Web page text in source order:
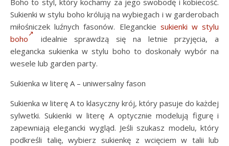
Boho to styl, który kochamy za jego swobodę i kobiecość.
Sukienki w stylu boho królują na wybiegach i w garderobach
miłośniczek luźnych fasonów. Eleganckie sukienki w stylu
boho
idealnie sprawdzą się na letnie przyjęcia, a
elegancka sukienka w stylu boho to doskonały wybór na
wesele lub garden party.
Sukienka w literę A – uniwersalny fason
Sukienka w literę A to klasyczny krój, który pasuje do każdej
sylwetki. Sukienki w literę A optycznie modelują figurę i
zapewniają elegancki wygląd. Jeśli szukasz modelu, który
podkreśli talię, wybierz sukienkę z wcięciem w talii lub